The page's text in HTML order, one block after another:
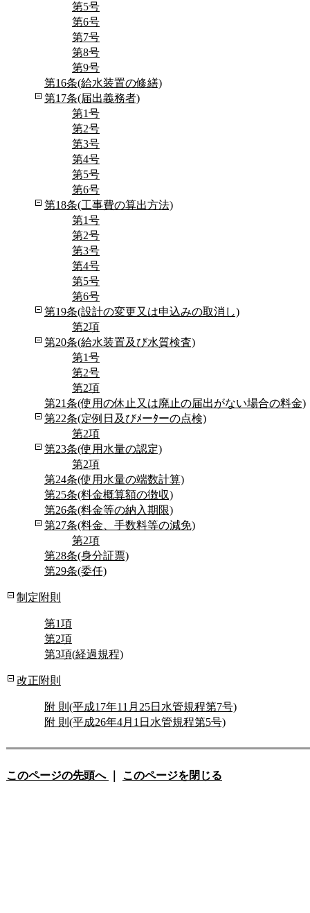
第5号
第6号
第7号
第8号
第9号
第16条(給水装置の修繕)
第17条(届出義務者)
第1号
第2号
第3号
第4号
第5号
第6号
第18条(工事費の算出方法)
第1号
第2号
第3号
第4号
第5号
第6号
第19条(設計の変更又は申込みの取消し)
第2項
第20条(給水装置及び水質検査)
第1号
第2号
第2項
第21条(使用の休止又は廃止の届出がない場合の料金)
第22条(定例日及びﾒーﾀーの点検)
第2項
第23条(使用水量の認定)
第2項
第24条(使用水量の端数計算)
第25条(料金概算額の徴収)
第26条(料金等の納入期限)
第27条(料金、手数料等の減免)
第2項
第28条(身分証票)
第29条(委任)
制定附則
第1項
第2項
第3項(経過規程)
改正附則
附 則(平成17年11月25日水管規程第7号)
附 則(平成26年4月1日水管規程第5号)
このページの先頭へ このページを閉じる